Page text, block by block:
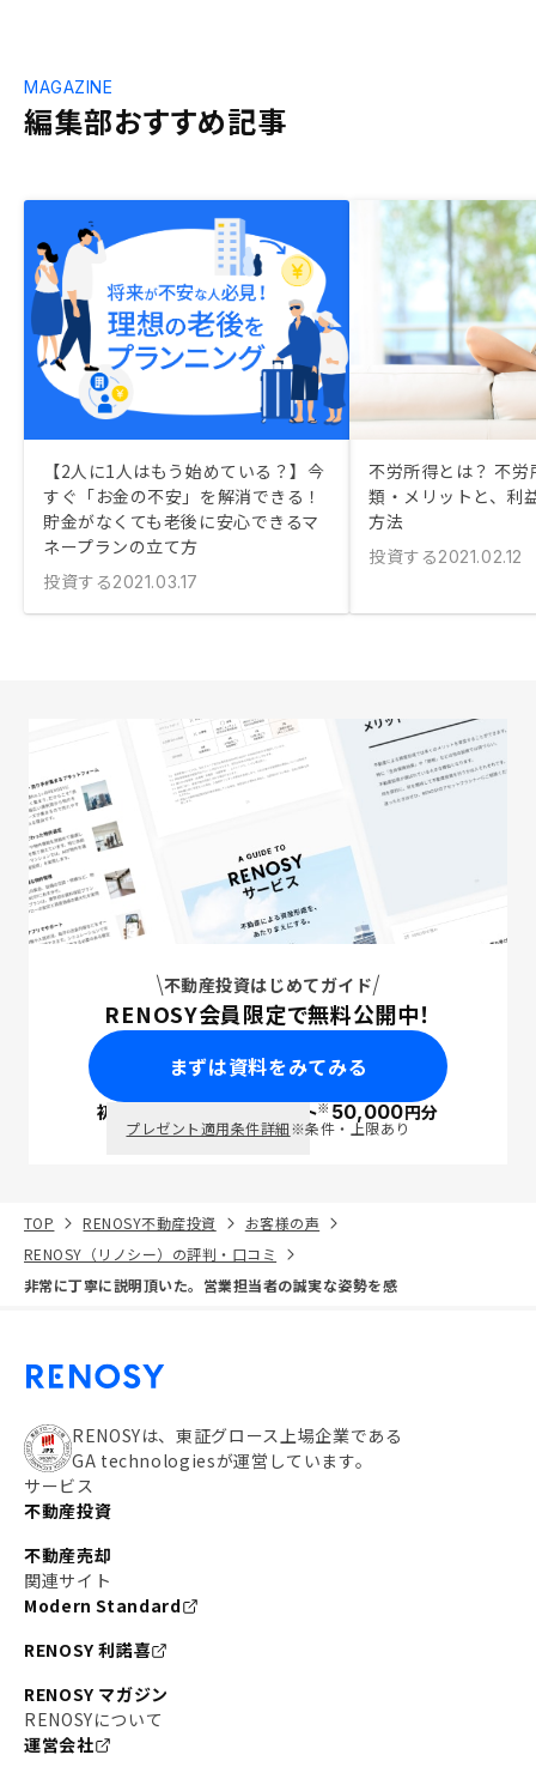
編集部おすすめ記事
MAGAZINE
【2人に1人はもう始めている？】今
すぐ「お金の不安」を解消できる！
貯金がなくても老後に安心できるマ
ネープランの立て方
投資する2021.03.17
不労所得とは？ 不労
類・メリットと、利
方法
投資する2021.02.12
不動産投資はじめてガイド
RENOSY会員限定で無料公開中！
まずは資料をみてみる
初回面談で ポイント※50,000円分
プレゼント適用条件詳細※条件・上限あり
TOP RENOSY不動産投資
お客様の声
RENOSY（リノシー）の評判・口コミ
非常に丁寧に説明頂いた。営業担当者の誠実な姿勢を感
RENOSYは、東証グロース上場企業である
GA technologiesが運営しています。
サービス
不動産投資
不動産売却
関連サイト
Modern Standard
RENOSY 利諾喜
RENOSY マガジン
RENOSYについて
運営会社